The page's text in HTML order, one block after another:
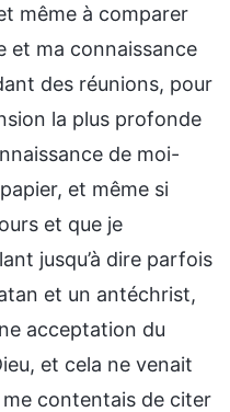
même à comparer
et ma connaissance
des réunions, pour
la plus profonde
de moi-
et même si
et que je
jusqu’à dire parfois
et un antéchrist,
acceptation du
et cela ne venait
contentais de citer